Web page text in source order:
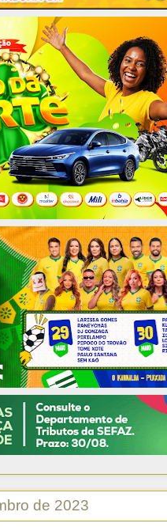
de 2023